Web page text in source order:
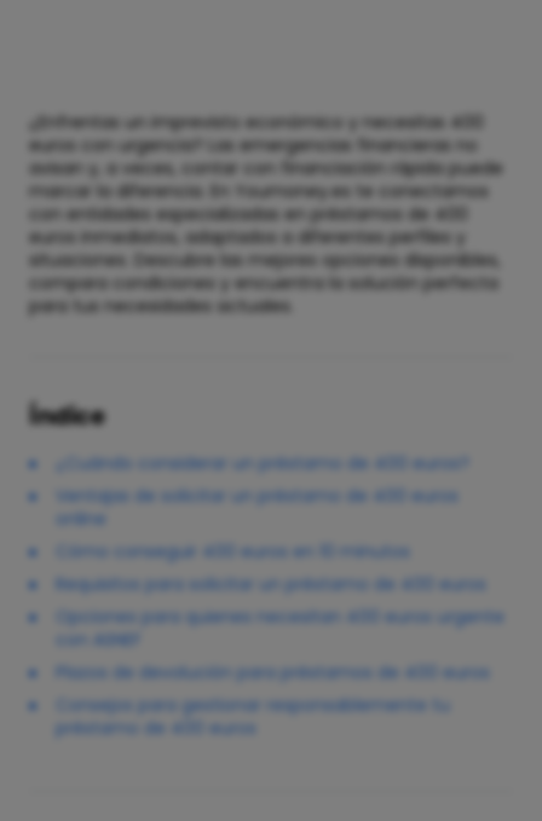
¿Enfrentas un imprevisto económico y necesitas 400
euros con urgencia? Las emergencias financieras no
avisan y, a veces, contar con financiación rápida puede
marcar la diferencia. En Youmoney.es te conectamos
con entidades especializadas en préstamos de 400
euros inmediatos, adaptados a diferentes perfiles y
situaciones. Descubre las mejores opciones disponibles,
compara condiciones y encuentra la solución perfecta
para tus necesidades actuales.
Índice
¿Cuándo considerar un préstamo de 400 euros?
Ventajas de solicitar un préstamo de 400 euros
online
Cómo conseguir 400 euros en 10 minutos
Requisitos para solicitar un préstamo de 400 euros
Opciones para quienes necesitan 400 euros urgente
con ASNEF
Plazos de devolución para préstamos de 400 euros
Consejos para gestionar responsablemente tu
préstamo de 400 euros